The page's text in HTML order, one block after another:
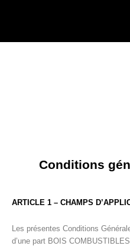
Conditions
ARTICLE 1 – CHAMPS
Les présentes Conditions
d’une part BOIS